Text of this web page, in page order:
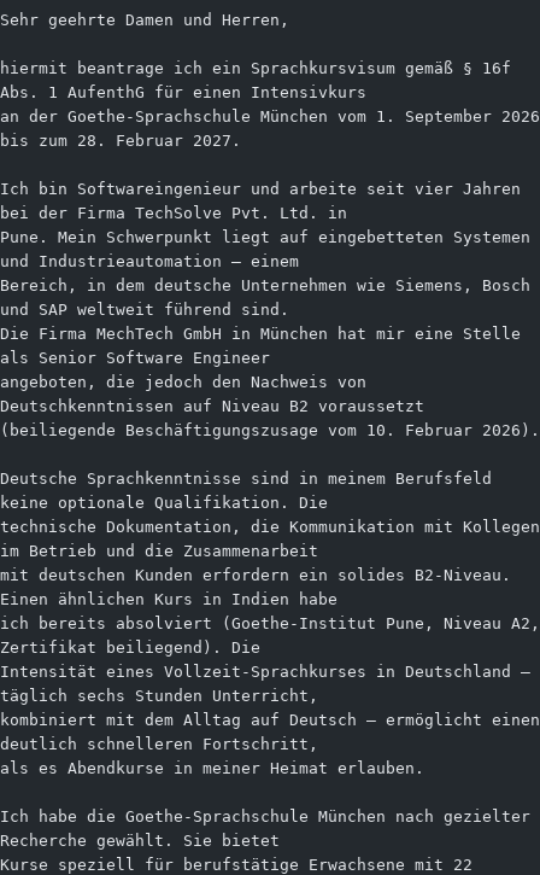
Sehr geehrte Damen und Herren,
hiermit beantrage ich ein Sprachkursvisum gemäß § 16f
Abs. 1 AufenthG für einen Intensivkurs
an der Goethe-Sprachschule München vom 1. September 2026
bis zum 28. Februar 2027.
Ich bin Softwareingenieur und arbeite seit vier Jahren
bei der Firma TechSolve Pvt. Ltd. in
Pune. Mein Schwerpunkt liegt auf eingebetteten Systemen
und Industrieautomation — einem
Bereich, in dem deutsche Unternehmen wie Siemens, Bosch
und SAP weltweit führend sind.
Die Firma MechTech GmbH in München hat mir eine Stelle
als Senior Software Engineer
angeboten, die jedoch den Nachweis von
Deutschkenntnissen auf Niveau B2 voraussetzt
(beiliegende Beschäftigungszusage vom 10. Februar 2026).
Deutsche Sprachkenntnisse sind in meinem Berufsfeld
keine optionale Qualifikation. Die
technische Dokumentation, die Kommunikation mit Kollegen
im Betrieb und die Zusammenarbeit
mit deutschen Kunden erfordern ein solides B2-Niveau.
Einen ähnlichen Kurs in Indien habe
ich bereits absolviert (Goethe-Institut Pune, Niveau A2,
Zertifikat beiliegend). Die
Intensität eines Vollzeit-Sprachkurses in Deutschland —
täglich sechs Stunden Unterricht,
kombiniert mit dem Alltag auf Deutsch — ermöglicht einen
deutlich schnelleren Fortschritt,
als es Abendkurse in meiner Heimat erlauben.
Ich habe die Goethe-Sprachschule München nach gezielter
Recherche gewählt. Sie bietet
Kurse speziell für berufstätige Erwachsene mit 22